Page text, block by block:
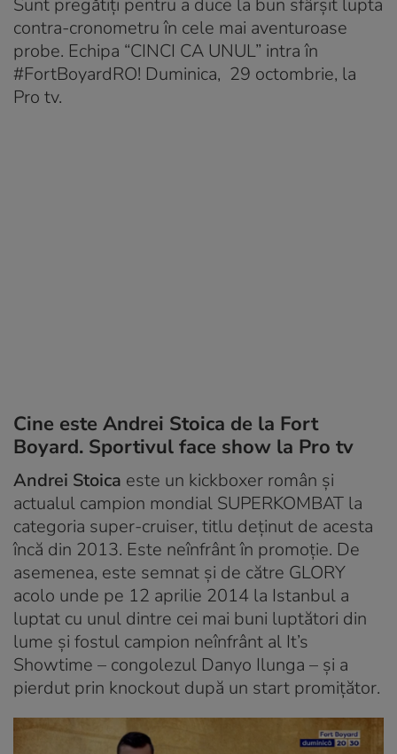
contra-cronometru în cele mai aventuroase
probe. Echipa “CINCI CA UNUL” intra în
#FortBoyardRO! Duminica, 29 octombrie, la
Pro tv.
Cine este Andrei Stoica de la Fort
Boyard. Sportivul face show la Pro tv
Andrei Stoica este un kickboxer român și
actualul campion mondial SUPERKOMBAT la
categoria super-cruiser, titlu deținut de acesta
încă din 2013. Este neînfrânt în promoție. De
asemenea, este semnat și de către GLORY
acolo unde pe 12 aprilie 2014 la Istanbul a
luptat cu unul dintre cei mai buni luptători din
lume și fostul campion neînfrânt al It’s
Showtime – congolezul Danyo Ilunga – și a
pierdut prin knockout după un start promițător.